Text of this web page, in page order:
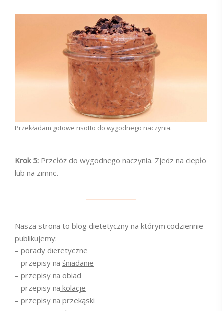
Przekładam gotowe risotto do wygodnego naczynia.
Krok 5: Przełóż do wygodnego naczynia. Zjedz na ciepło
lub na zimno.
Nasza strona to blog dietetyczny na którym codziennie
publikujemy:
– porady dietetyczne
– przepisy na śniadanie
– przepisy na obiad
– przepisy na kolacje
– przepisy na przekąski